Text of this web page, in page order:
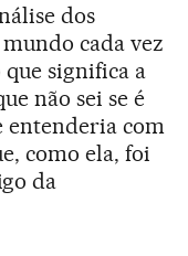
dos
cada vez
significa a
não sei se é
entenderia com
como ela, foi
da